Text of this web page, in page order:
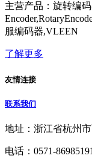
主营产品：旋转编
服编码器,VLEEN
了解更多
友情连接
联系我们
地址：浙江省杭州
电话：0571-86985191